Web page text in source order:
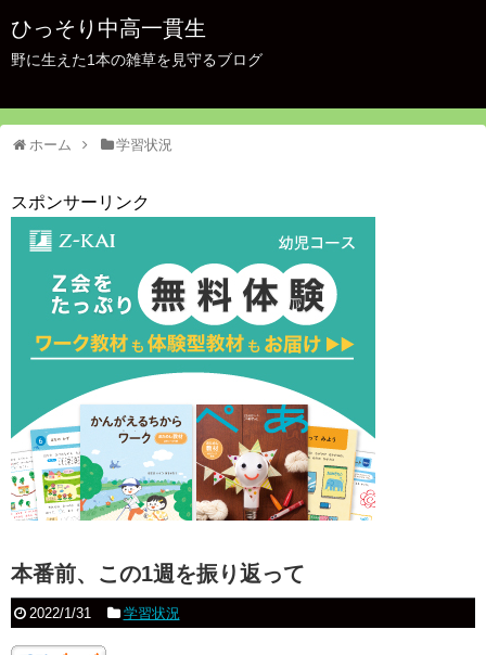
ひっそり中高一貫生
野に生えた1本の雑草を見守るブログ
ホーム 学習状況
スポンサーリンク
本番前、この1週を振り返って
2022/1/31 学習状況